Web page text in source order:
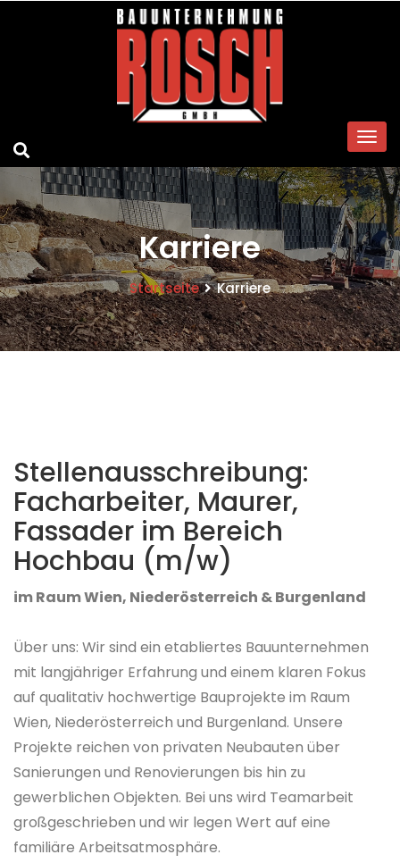
Karriere
Startseite Karriere
Stellenausschreibung:
Facharbeiter, Maurer,
Fassader im Bereich
Hochbau (m/w)
im Raum Wien, Niederösterreich & Burgenland
Über uns: Wir sind ein etabliertes Bauunternehmen
mit langjähriger Erfahrung und einem klaren Fokus
auf qualitativ hochwertige Bauprojekte im Raum
Wien, Niederösterreich und Burgenland. Unsere
Projekte reichen von privaten Neubauten über
Sanierungen und Renovierungen bis hin zu
gewerblichen Objekten. Bei uns wird Teamarbeit
großgeschrieben und wir legen Wert auf eine
familiäre Arbeitsatmosphäre.